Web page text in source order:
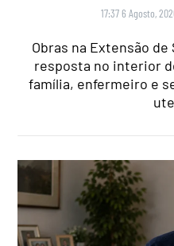
17:37 6 Agosto,
Obras na Extensão
resposta no interior
família, enfermeiro e